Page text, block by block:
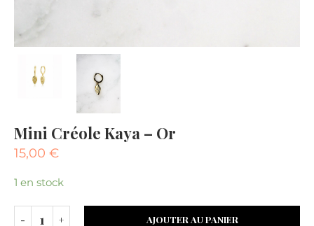
Mini Créole Kaya – Or
15,00 €
1 en stock
AJOUTER AU PANIER